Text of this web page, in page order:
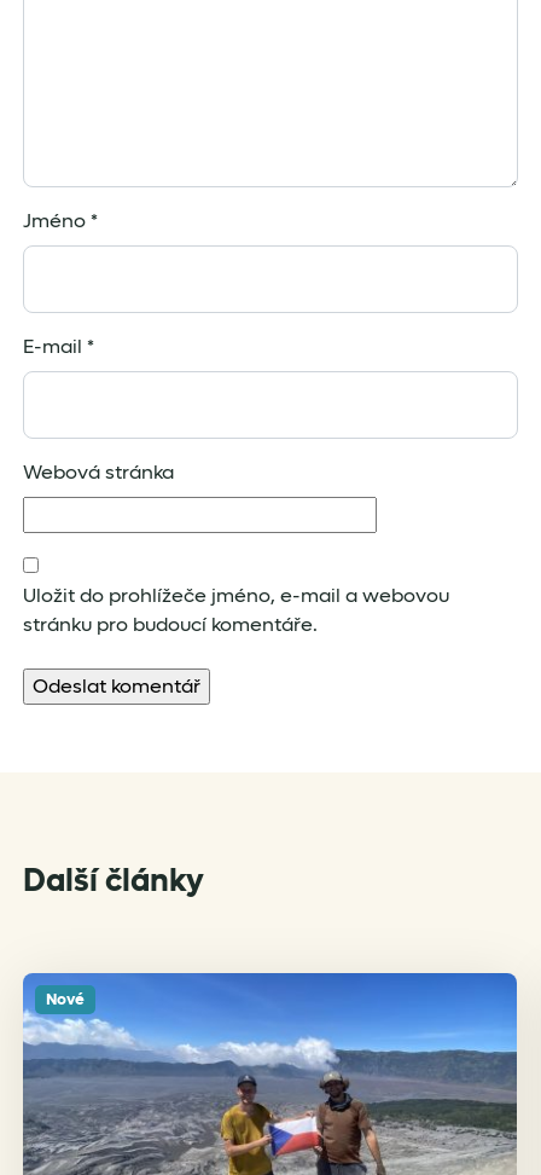
Jméno*
E-mail *
Webová stránka
Uložit do prohlížeče jméno, e-mail a webovou
stránku pro budoucí komentáře.
Další články
Nové